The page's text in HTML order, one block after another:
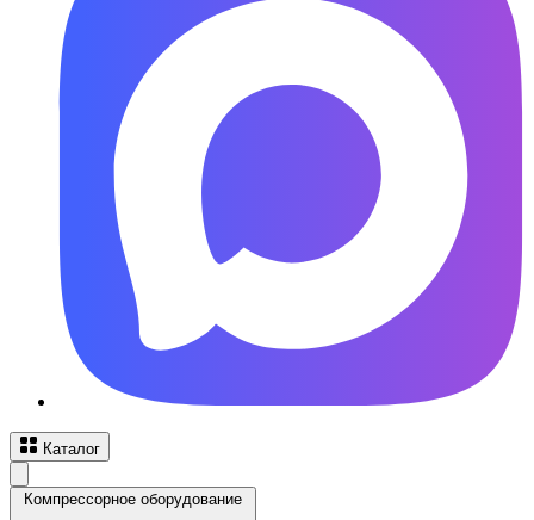
Каталог
Компрессорное оборудование